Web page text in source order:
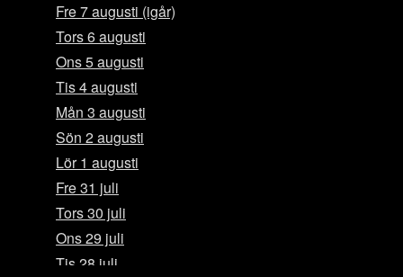
Fre 7 augusti (igår)
Tors 6 augusti
Ons 5 augusti
Tis 4 augusti
Mån 3 augusti
Sön 2 augusti
Lör 1 augusti
Fre 31 juli
Tors 30 juli
Ons 29 juli
Tis 28 juli